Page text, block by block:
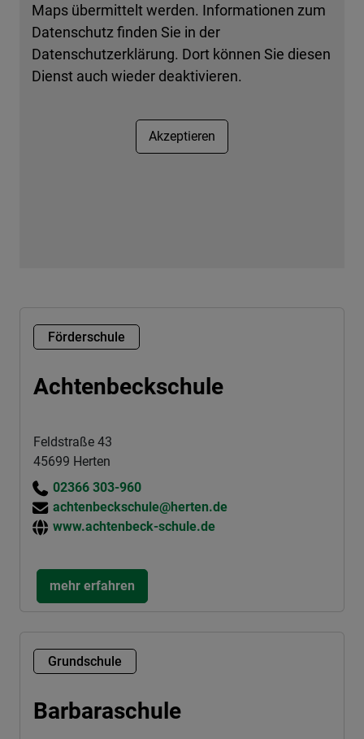
Maps übermittelt werden. Informationen zum
Datenschutz finden Sie in der
Datenschutzerklärung. Dort können Sie diesen
Dienst auch wieder deaktivieren.
Akzeptieren
Förderschule
Achtenbeckschule
Feldstraße 43
45699 Herten
02366 303-960
achtenbeckschule@herten.de
www.achtenbeck-schule.de
mehr erfahren
Grundschule
Barbaraschule